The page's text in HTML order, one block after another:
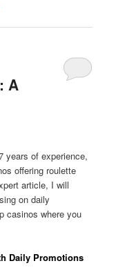
A
years of experience,
offering roulette
article, I will
on daily
casinos where you
Daily Promotions